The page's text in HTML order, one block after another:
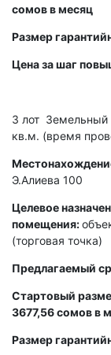
сомов в месяц
Размер
Цена за шаг
3 лот Земельный
кв.м. (время
Э.Алиева 100
Целевое
помещения:
(торговая точка)
Предлагаемый
Стартовый
3677,56 сомов в
Размер